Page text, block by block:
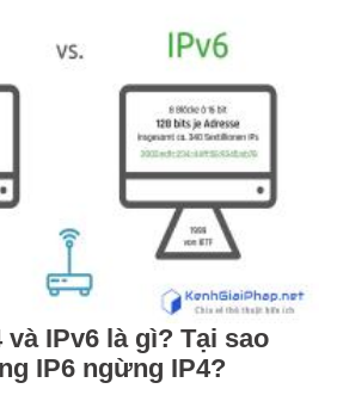
IPv6 là gì? Tại sao
IP6 ngừng IP4?